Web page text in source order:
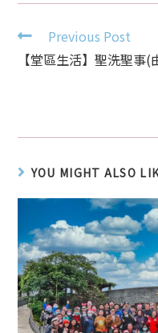
Continue
Reading
Previous Post
【堂區生活】聖洗聖事
YOU MIGHT ALSO